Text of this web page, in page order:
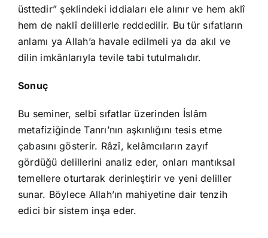
üsttedir” şeklindeki iddiaları ele alınır ve hem aklî
hem de naklî delillerle reddedilir. Bu tür sıfatların
anlamı ya Allah’a havale edilmeli ya da akıl ve
dilin imkânlarıyla tevile tabi tutulmalıdır.
Sonuç
Bu seminer, selbî sıfatlar üzerinden İslâm
metafiziğinde Tanrı’nın aşkınlığını tesis etme
çabasını gösterir. Râzî, kelâmcıların zayıf
gördüğü delillerini analiz eder, onları mantıksal
temellere oturtarak derinleştirir ve yeni deliller
sunar. Böylece Allah’ın mahiyetine dair tenzih
edici bir sistem inşa eder.